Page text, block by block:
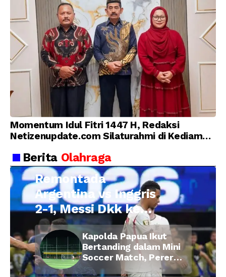
Momentum Idul Fitri 1447 H, Redaksi
Netizenupdate.com Silaturahmi di Kediaman
Berita Olahraga
Remontada
Argentina vs Inggris
2-1, Messi Dkk ke
Final Piala Dunia
2026
Kapolda Papua Ikut
Bertanding dalam Mini
Soccer Match, Pererat
Kebersamaan Personel